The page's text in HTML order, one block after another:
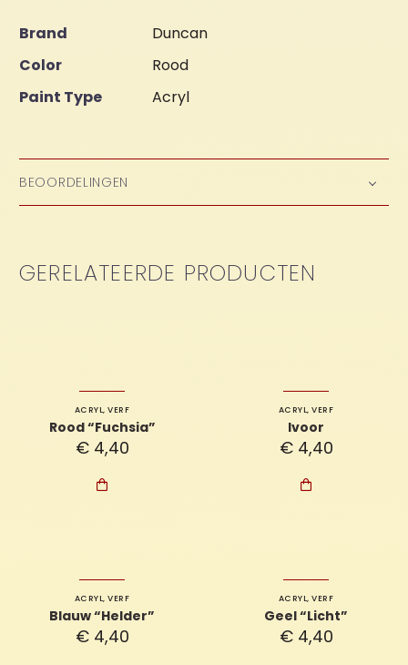
Brand
Duncan
Color
Rood
Paint Type
Acryl
BEOORDELINGEN
GERELATEERDE PRODUCTEN
ACRYL,VERF
Rood “Fuchsia”
€4,40

ACRYL,VERF
Ivoor
€4,40

ACRYL,VERF
Blauw “Helder”
€4,40
ACRYL,VERF
Geel “Licht”
€4,40